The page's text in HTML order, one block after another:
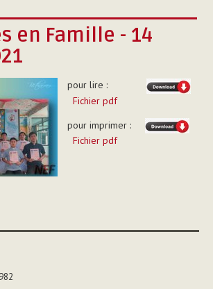
en Famille - 14
pour lire :
Fichier pdf
pour imprimer :
Fichier pdf
document